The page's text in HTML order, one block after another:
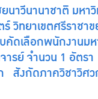
าวีนานาชาติ มหา
วิทยาเขตศรีราชาข
คัดเลือกพนักงานม
ารย์ จำนวน 1 อัต
สังกัดภาควิชาวิศว